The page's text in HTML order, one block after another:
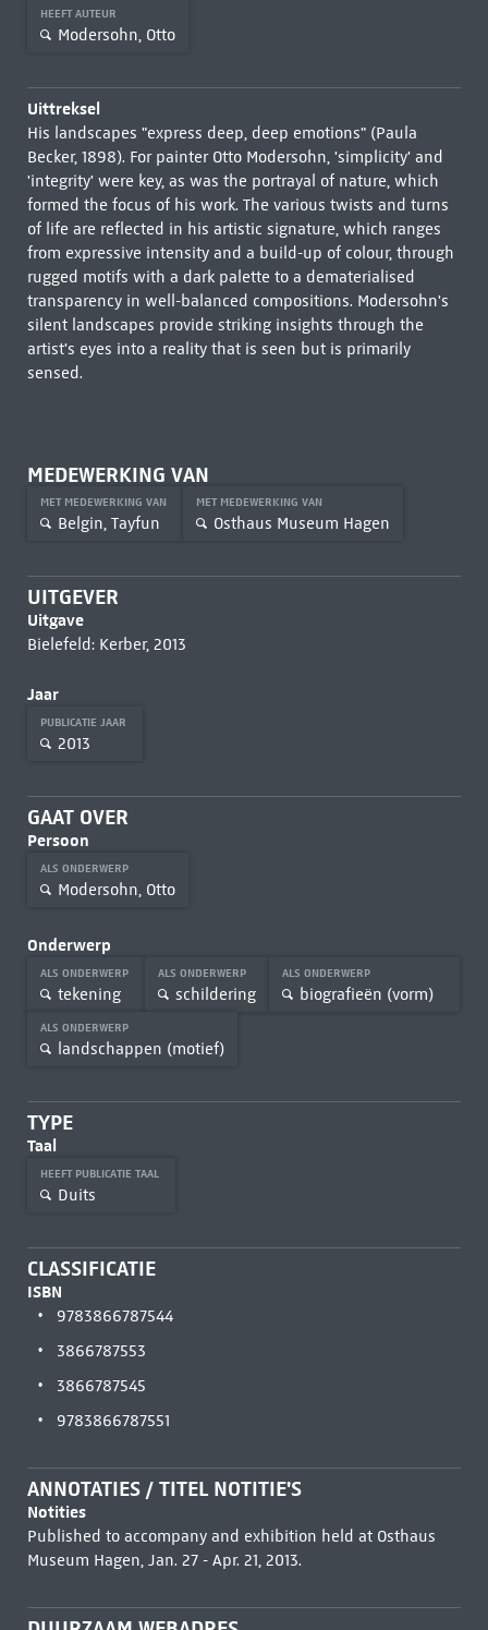
HEEFT AUTEUR
Modersohn, Otto
Uittreksel
His landscapes "express deep, deep emotions" (Paula
Becker, 1898). For painter Otto Modersohn, 'simplicity' and
'integrity' were key, as was the portrayal of nature, which
formed the focus of his work. The various twists and turns
of life are reflected in his artistic signature, which ranges
from expressive intensity and a build-up of colour, through
rugged motifs with a dark palette to a dematerialised
transparency in well-balanced compositions. Modersohn's
silent landscapes provide striking insights through the
artist's eyes into a reality that is seen but is primarily
sensed.
MEDEWERKING VAN
MET MEDEWERKING VAN
Belgin, Tayfun
MET MEDEWERKING VAN
Osthaus Museum Hagen
UITGEVER
Uitgave
Bielefeld: Kerber, 2013
Jaar
PUBLICATIE JAAR
2013
GAAT OVER
Persoon
ALS ONDERWERP
Modersohn, Otto
Onderwerp
ALS ONDERWERP
tekening
ALS ONDERWERP
schildering
ALS ONDERWERP
biografieën (vorm)
ALS ONDERWERP
landschappen (motief)
TYPE
Taal
HEEFT PUBLICATIE TAAL
Duits
CLASSIFICATIE
ISBN
9783866787544
3866787553
3866787545
9783866787551
ANNOTATIES / TITEL NOTITIE'S
Notities
Published to accompany and exhibition held at Osthaus
Museum Hagen, Jan. 27 - Apr. 21, 2013.